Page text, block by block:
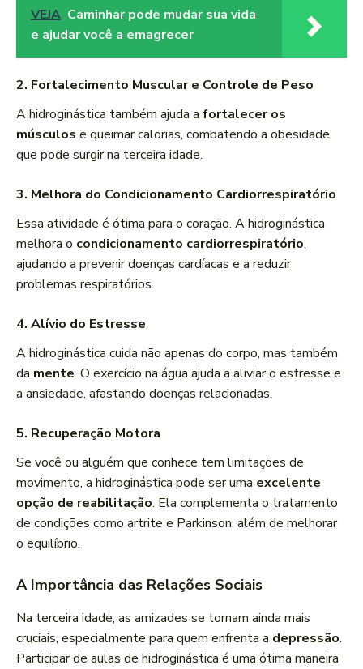
VEJA Caminhar pode mudar sua vida
e ajudar você a emagrecer
2. Fortalecimento Muscular e Controle de Peso
A hidroginástica também ajuda a fortalecer os
músculos e queimar calorias, combatendo a obesidade
que pode surgir na terceira idade.
3. Melhora do Condicionamento Cardiorrespiratório
Essa atividade é ótima para o coração. A hidroginástica
melhora o condicionamento cardiorrespiratório,
ajudando a prevenir doenças cardíacas e a reduzir
problemas respiratórios.
4. Alívio do Estresse
A hidroginástica cuida não apenas do corpo, mas também
da mente. O exercício na água ajuda a aliviar o estresse e
a ansiedade, afastando doenças relacionadas.
5. Recuperação Motora
Se você ou alguém que conhece tem limitações de
movimento, a hidroginástica pode ser uma excelente
opção de reabilitação. Ela complementa o tratamento
de condições como artrite e Parkinson, além de melhorar
o equilíbrio.
A Importância das Relações Sociais
Na terceira idade, as amizades se tornam ainda mais
cruciais, especialmente para quem enfrenta a depressão.
Participar de aulas de hidroginástica é uma ótima maneira